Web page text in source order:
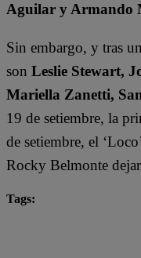
Aguilar y Armando
Sin embargo, y tras
son Leslie Stewart,
Mariella Zanetti,
19 de setiembre, la
de setiembre, el
Rocky Belmonte
Tags: